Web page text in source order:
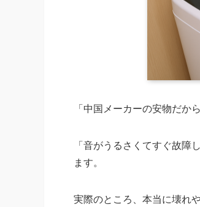
「中国メーカーの安物だか
「音がうるさくてすぐ故障
ます。
実際のところ、本当に壊れ